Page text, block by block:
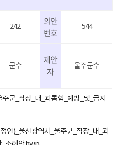
242
의안
번호
544
군수
제안
자
울주군수
주군_직장_내_괴롭힘_예방_및_금지
안)_울산광역시_울주군_직장_내_괴